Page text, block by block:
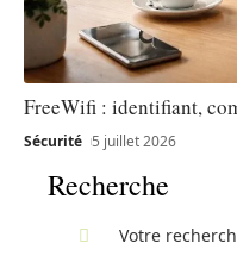
FreeWifi : identifiant,
Sécurité 5 juillet 2026
Recherche